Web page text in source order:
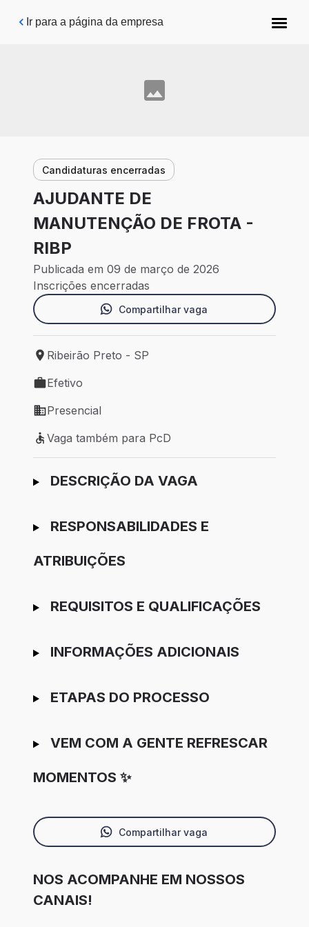
Pular para o conteúdo principal
Ir para a página da empresa
Candidaturas encerradas
AJUDANTE DE
MANUTENÇÃO DE FROTA -
RIBP
Publicada em 09 de março de 2026
Inscrições encerradas
Compartilhar vaga
Local de trabalho: Ribeirão Preto - SP
Ribeirão Preto - SP
Tipo de vaga: Efetivo
Efetivo
Modelo de trabalho: Presencial
Presencial
Vaga também para PcD
Vaga também para PcD
Ir para candidatura
DESCRIÇÃO DA VAGA
RESPONSABILIDADES E
ATRIBUIÇÕES
REQUISITOS E QUALIFICAÇÕES
INFORMAÇÕES ADICIONAIS
ETAPAS DO PROCESSO
VEM COM A GENTE REFRESCAR
MOMENTOS ✨
Compartilhar vaga
NOS ACOMPANHE EM NOSSOS
CANAIS!